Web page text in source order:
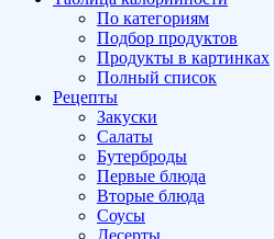
По категориям
Подбор продуктов
Продукты в картинках
Полный список
Рецепты
Закуски
Салаты
Бутерброды
Первые блюда
Вторые блюда
Соусы